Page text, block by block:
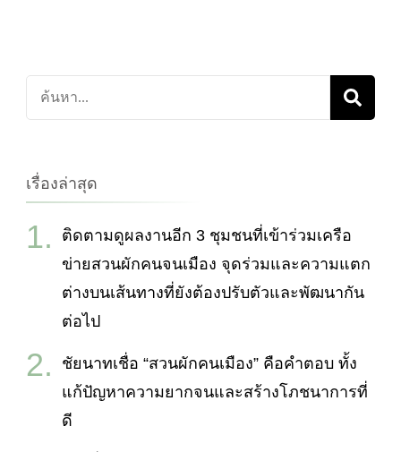
ค้นหา
เกี่ยว
เรื่องล่าสุด
ติดตามดูผลงานอีก 3 ชุมชนที่เข้าร่วมเครือ
ข่ายสวนผักคนจนเมือง จุดร่วมและความแตก
ต่างบนเส้นทางที่ยังต้องปรับตัวและพัฒนากัน
ต่อไป
ชัยนาทเชื่อ “สวนผักคนเมือง” คือคำตอบ ทั้ง
แก้ปัญหาความยากจนและสร้างโภชนาการที่
ดี